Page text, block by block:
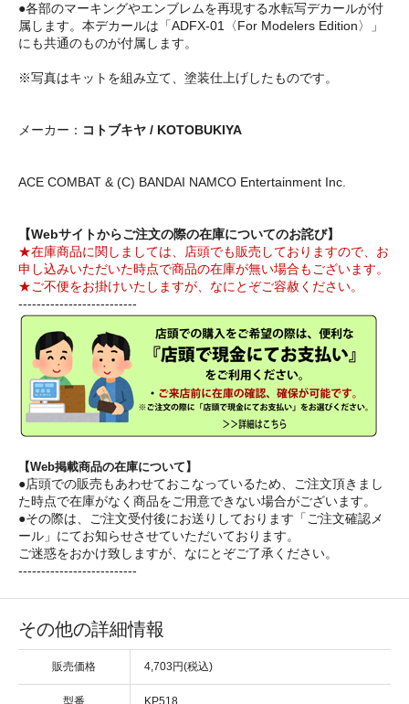
●各部のマーキングやエンブレムを再現する水転写デカールが付
属します。本デカールは「ADFX-01〈For Modelers Edition〉」
にも共通のものが付属します。
※写真はキットを組み立て、塗装仕上げしたものです。
メーカー： コトブキヤ / KOTOBUKIYA
ACE COMBAT & (C) BANDAI NAMCO Entertainment Inc.
【Webサイトからご注文の際の在庫についてのお詫び】
★在庫商品に関しましては、店頭でも販売しておりますので、お
申し込みいただいた時点で商品の在庫が無い場合もございます。
★ご不便をお掛けいたしますが、なにとぞご容赦ください。
--------------------------
【Web掲載商品の在庫について】
●店頭での販売もあわせておこなっているため、ご注文頂きまし
た時点で在庫がなく商品をご用意できない場合がございます。
●その際は、ご注文受付後にお送りしております「ご注文確認メ
ール」にてお知らせさせていただいております。
ご迷惑をおかけ致しますが、なにとぞご了承ください。
--------------------------
その他の詳細情報
販売価格 4,703円(税込)
型番 KP518